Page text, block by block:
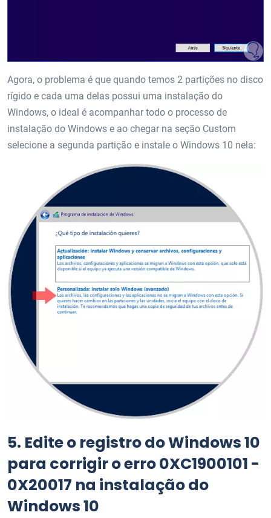
Agora, o problema é que quando temos 2 partições no disco
rígido e cada uma delas possui uma instalação do
Windows, o ideal é acompanhar todo o processo de
instalação do Windows e ao chegar na seção Custom
selecione a segunda partição e instale o Windows 10 nela:
5. Edite o registro do Windows 10
para corrigir o erro 0XC1900101 -
0X20017 na instalação do
Windows 10